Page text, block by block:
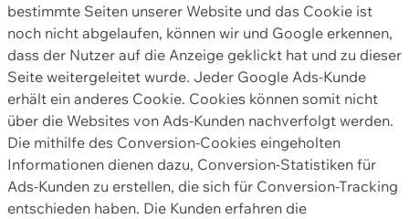
bestimmte Seiten unserer Website und das Cookie ist
noch nicht abgelaufen, können wir und Google erkennen,
dass der Nutzer auf die Anzeige geklickt hat und zu dieser
Seite weitergeleitet wurde. Jeder Google Ads-Kunde
erhält ein anderes Cookie. Cookies können somit nicht
über die Websites von Ads-Kunden nachverfolgt werden.
Die mithilfe des Conversion-Cookies eingeholten
Informationen dienen dazu, Conversion-Statistiken für
Ads-Kunden zu erstellen, die sich für Conversion-Tracking
entschieden haben. Die Kunden erfahren die